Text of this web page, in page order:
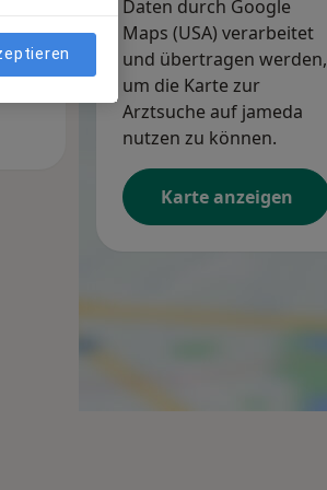
Daten durch Google
Maps (USA) verarbeitet
und übertragen werden,
um die Karte zur
Arztsuche auf jameda
nutzen zu können.
Karte anzeigen